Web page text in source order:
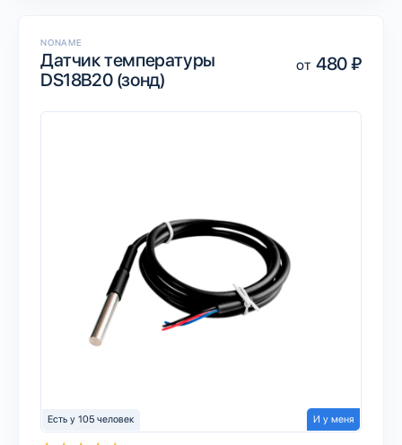
NONAME
Датчик температуры
DS18B20 (зонд)
от 480 ₽
Есть у 105 человек И у меня